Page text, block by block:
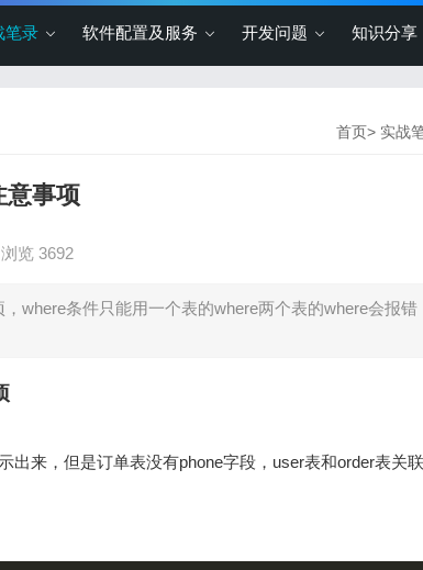
笔录 软件配置及服务 开发问题 知识分享
首页> 实战
意事项
浏览 3692
where条件只能用一个表的where两个表的where会报
出来，但是订单表没有phone字段，user表和order表关